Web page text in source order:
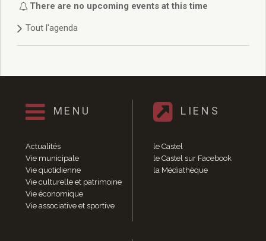
Délibérations 2019
Délibérations 2018
Délibérations 2012
Délibérations 2009
Délibérations 2008
Agenda réunions publiques
Marchés publics
Toutes les actualités
There are no upcoming events at this time
Tout l'agenda
MENU
Actualités
Vie municipale
Vie quotidienne
Vie culturelle et patrimoine
Vie économique
Vie associative et sportive
LIENS
le Castel
le Castel sur Facebook
la Médiathèque